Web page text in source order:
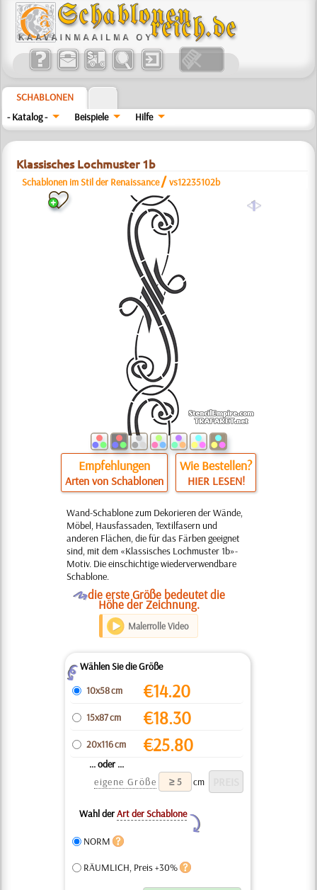
SCHABLONEN
- Katalog -
Beispiele Hilfe
Klassisches Lochmuster 1b
Schablonen im Stil der Renaissance /vs12235102b
a
Empfehlungen
Arten von Schablonen
Wie Bestellen?
HIER LESEN!
Wand-Schablone zum Dekorieren der Wände,
Möbel, Hausfassaden, Textilfasern und
anderen Flächen, die für das Färben geeignet
sind, mit dem «Klassisches Lochmuster 1b»-
Motiv. Die einschichtige wiederverwendbare
Schablone.
Odie erste Größe bedeutet die
Höhe der Zeichnung.
Malerrolle Video
ZWählen Sie die Größe
10x58 cm
€14.20
15x87 cm €18.30
20x116 cm €25.80
... oder ...
eigene Größe
cm
Wahl derArt der Schablone
Y
NORM
RÄUMLICH, Preis +30%